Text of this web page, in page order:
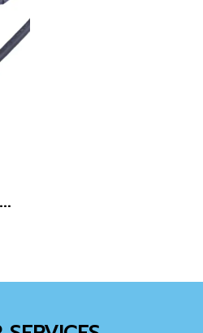
R88A-CA1A005S สายไฟสำหรับเซอร์โวมอเตอร์